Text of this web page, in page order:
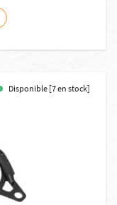
Disponible [7 en stock]